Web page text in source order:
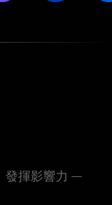
發揮影響力 —